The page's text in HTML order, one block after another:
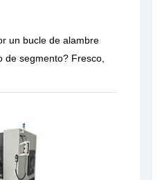
un bucle de alambre
de segmento? Fresco,